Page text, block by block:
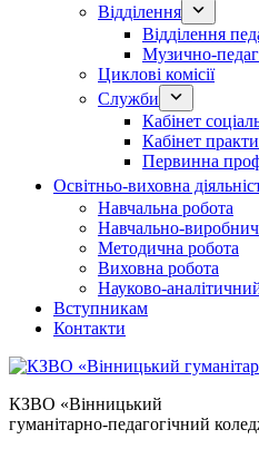
Відділення
Відділення
Музично-
Циклові комісії
Служби
Кабінет
Кабінет
Первинна
Освітньо-виховна
Навчальна робота
Навчально-
Методична робота
Виховна робота
Науково-
Вступникам
Контакти
КЗВО «Вінницький
гуманітарно-педагогічний